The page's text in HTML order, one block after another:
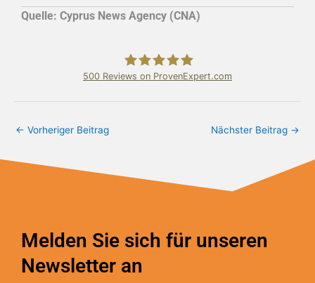
Quelle: Cyprus News Agency (CNA)
500 Reviews on ProvenExpert.com
← Vorheriger Beitrag Nächster Beitrag →
Melden Sie sich für unseren
Newsletter an